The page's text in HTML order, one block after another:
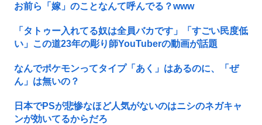
お前ら「嫁」のことなんて呼んでる？www
「タトゥー入れてる奴は全員バカです」「すごい民度低
い」この道23年の彫り師YouTuberの動画が話題
なんでポケモンってタイプ「あく」はあるのに、「ぜ
ん」は無いの？
日本でPSが悲惨なほど人気がないのはニシのネガキャ
ンが効いてるからだろ